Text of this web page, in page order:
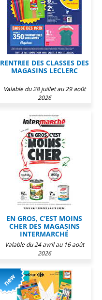
RENTREE DES CLASSES DES
MAGASINS LECLERC
Valable du 28 juillet au 29 août
2026
EN GROS, C’EST MOINS
CHER DES MAGASINS
INTERMARCHÉ
Valable du 24 avril au 16 août
2026